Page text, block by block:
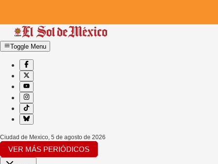
Toggle Menu
Ciudad de Mexico, 5 de agosto de 2026
VER MÁS PERIÓDICOS